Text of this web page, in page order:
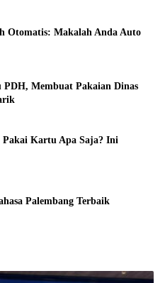
Otomatis: Makalah Anda Auto
PDH, Membuat Pakaian Dinas
Pakai Kartu Apa Saja? Ini
Palembang Terbaik